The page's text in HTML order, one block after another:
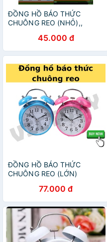
ĐỒNG HỒ BÁO THỨC
CHUÔNG REO (NHỎ),,
45.000 đ
ĐỒNG HỒ BÁO THỨC
CHUÔNG REO (LỚN)
77.000 đ